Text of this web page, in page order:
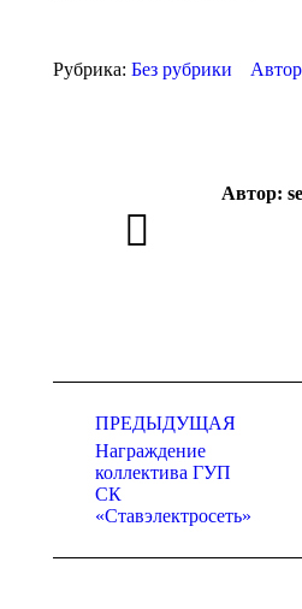
Рубрика: Без рубрики
Автор:
записям
ПРЕДЫДУЩАЯ
Предыдущая
запись:
Награждение
коллектива ГУП
СК
«Ставэлектросеть»